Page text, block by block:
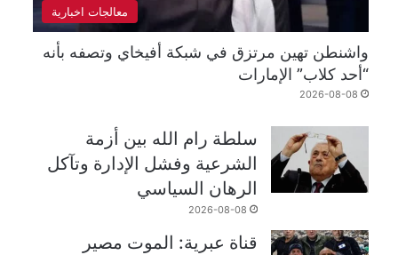
معالجات اخبارية
واشنطن تهين مرتزق في شبكة أفيخاي وتصفه بأنه
“أحد كلاب” الإمارات
2026-08-08
سلطة رام الله بين أزمة
الشرعية وفشل الإدارة وتآكل
الرهان السياسي
2026-08-08
قناة عبرية: الموت مصير